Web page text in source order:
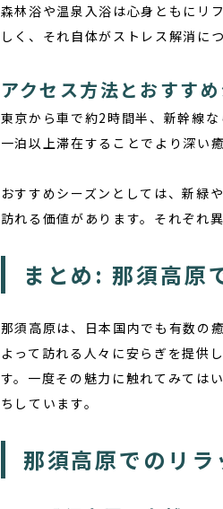
森林浴や温泉入浴は心身ともにリ
しく、それ自体がストレス解消に
アクセス方法とおすす
東京から車で約2時間半、新幹線
一泊以上滞在することでより深い
おすすめシーズンとしては、新緑
訪れる価値があります。それぞれ
まとめ: 那須高原
那須高原は、日本国内でも有数の
よって訪れる人々に安らぎを提供
す。一度その魅力に触れてみては
ちしています。
那須高原でのリ